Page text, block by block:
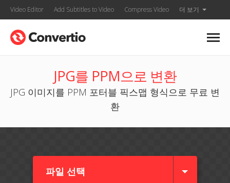
Video Editor Add Subtitles to Video Compress Video 더 보기
JPG를 PPM으로 변환
JPG 이미지를 PPM 포터블 픽스맵 형식으로 무료 변
환
파일 선택